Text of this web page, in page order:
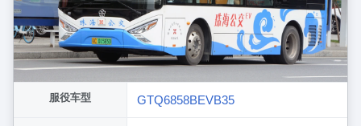
服役车型 GTQ6858BEVB35